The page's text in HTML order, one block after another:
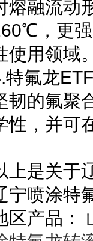
熔融流动
，更强
使用领域
特氟龙
韧的氟聚
性，并可
上是关于
宁喷涂特
区产品：